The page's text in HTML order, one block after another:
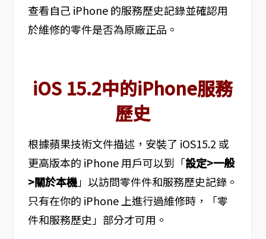
查看自己 iPhone 的服務歷史記錄並確認用
於維修的零件是否為原廠正品。
iOS 15.2中的iPhone服務
歷史
根據蘋果技術文件描述，安裝了 iOS15.2 或
更高版本的 iPhone 用戶可以到「設定>一般
>關於本機」以訪問零件件和服務歷史記錄。
只有在你的 iPhone 上進行過維修時，「零
件和服務歷史」部分才可用。